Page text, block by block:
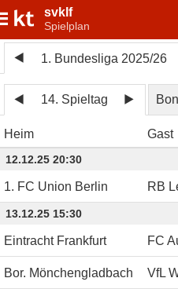
svklf
Spielplan
1. Bundesliga 2025/26
14. Spieltag
Heim Gast
12.12.25 20:30
1. FC Union Berlin RB
13.12.25 15:30
Eintracht Frankfurt FC
Bor. Mönchengladbach VfL